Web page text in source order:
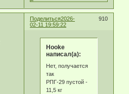
Поделиться 910
2026-
02-11 19:59:22
Hooke
написал(а):
Нет, получается
так
РПГ-29 пустой -
11,5 кг